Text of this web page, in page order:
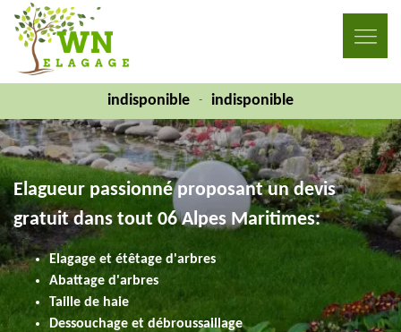
indisponible - indisponible
Elagueur passionné proposant un devis
gratuit dans tout 06 Alpes Maritimes:
Elagage et étêtage d'arbres
Abattage d'arbres
Taille de haie
Dessouchage et débroussaillage